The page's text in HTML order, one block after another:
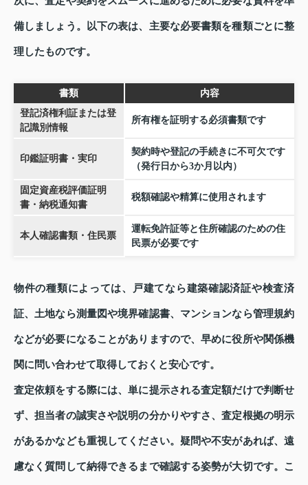
備しましょう。以下の表は、主要な必要書類を種類ごとに整
理したものです。
書類
内容
登記済権利証または登
記識別情報
所有権を証明する必須書類です
印鑑証明書・実印
契約時や登記の手続きに不可欠です
（発行日から3か月以内）
固定資産税評価証明
書・納税通知書
税額確認や精算に使用されます
本人確認書類・住民票
運転免許証等と住所確認のための住
民票が必要です
物件の種類によっては、戸建てなら建築確認済証や検査済
証、土地なら測量図や境界確認書、マンションなら管理規約
などが必要になることがありますので、早めに役所や関係機
関に問い合わせて取得しておくと安心です。
査定依頼をする際には、単に提示される査定額だけで判断せ
ず、担当者の誠実さや説明の分かりやすさ、査定根拠の明示
があるかなども重視してください。疑問や不安があれば、遠
慮なく質問して納得できるまで確認する姿勢が大切です。こ